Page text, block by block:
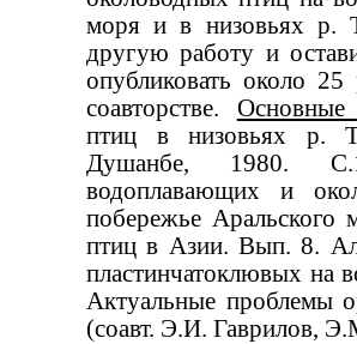
моря и в низовьях р.
другую работу и
опубликовать около
соавторстве.
птиц в низовьях р.
Душанбе, 1980.
водоплавающих и
побережье Аральского
птиц в Азии. Вып. 8.
пластинчатоклювых на
Актуальные проблемы
(соавт. Э.И. Гаврилов,